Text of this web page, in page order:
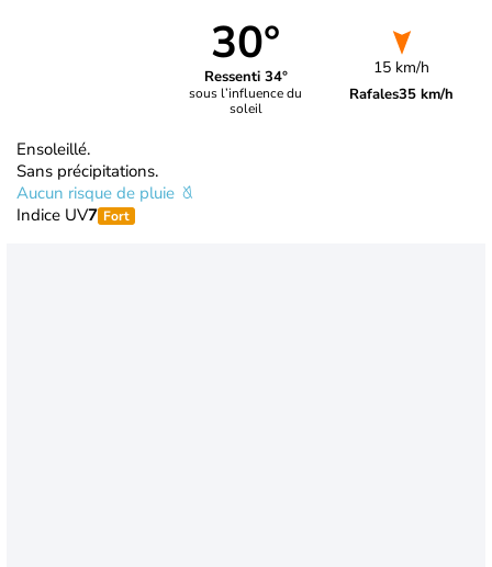
30°
Ressenti 34°
sous l’influence du
soleil
15 km/h
Rafales35 km/h
Ensoleillé.
Sans précipitations.
Aucun risque de pluie
Indice UV7 Fort